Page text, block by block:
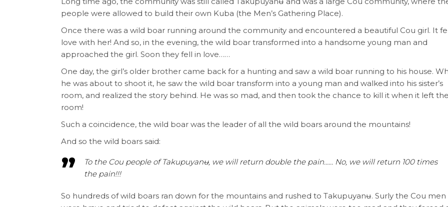
people were allowed to build their own Kuba (the Men’s Gathering Place).
Once there was a wild boar running around the community and encountered a beautiful Cou girl. It
love with her! And so, in the evening, the wild boar transformed into a handsome young man and
approached the girl. Soon they fell in love……
One day, the girl’s older brother came back for a hunting and saw a wild boar running to his house.
he was about to shoot it, he saw the wild boar transform into a young man and walked into his sister’s
room, and realized the story behind. He was so mad, and then took the chance to kill it when it left
room!
Such a coincidence, the wild boar was the leader of all the wild boars around the mountains!
And so the wild boars said:
To the Cou people of Takupuyanʉ, we will return double the pain…… No, we will return 100 times
the pain!!!
So hundreds of wild boars ran down for the mountains and rushed to Takupuyanʉ. Surly the Cou men